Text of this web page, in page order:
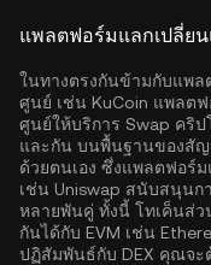
แพลตฟอร์มแลกเปลี่ยน
ในทางตรงกันข้ามกับแพ
ศูนย์ เช่น KuCoin แพลต
ศูนย์ให้บริการ Swap คริป
และกัน บนพื้นฐานของสั
ด้วยตนเอง ซึ่งแพลตฟอร์
เช่น Uniswap สนับสนุนก
หลายพันคู่ ทั้งนี้ โทเค็นส่
กันได้กับ EVM เช่น
ปฏิสัมพันธ์กับ DEX คุณจะ